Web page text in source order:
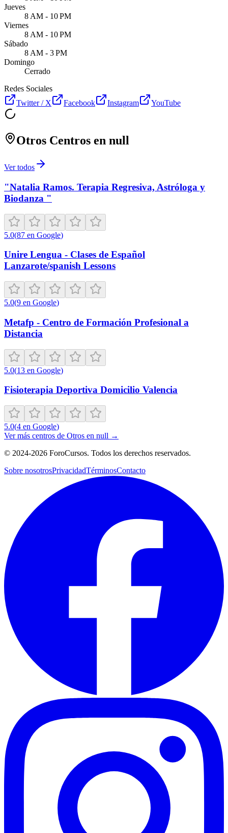
Jueves
8 AM - 10 PM
Viernes
8 AM - 10 PM
Sábado
8 AM - 3 PM
Domingo
Cerrado
Redes Sociales
Twitter / X
Facebook Instagram YouTube
Otros Centros en null
Ver todos
"Natalia Ramos. Terapia Regresiva, Astróloga y
Biodanza "
5.0(87 en Google)
Unire Lengua - Clases de Español
Lanzarote/spanish Lessons
5.0(9 en Google)
Metafp - Centro de Formación Profesional a
Distancia
5.0(13 en Google)
Fisioterapia Deportiva Domicilio Valencia
5.0(4 en Google)
Ver más centros de Otros en null →
© 2024-2026 ForoCursos. Todos los derechos reservados.
Sobre nosotrosPrivacidadTérminosContacto